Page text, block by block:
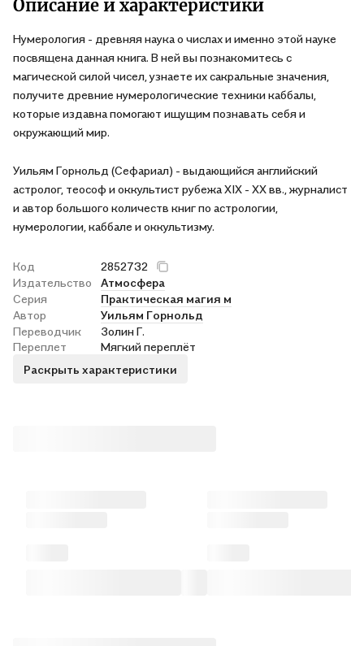
Описание и характеристики
Нумерология - древняя наука о числах и именно этой науке
посвящена данная книга. В ней вы познакомитесь с
магической силой чисел, узнаете их сакральные значения,
получите древние нумерологические техники каббалы,
которые издавна помогают ищущим познавать себя и
окружающий мир.
Уильям Горнольд (Сефариал) - выдающийся английский
астролог, теософ и оккультист рубежа XIX - XX вв., журналист
и автор большого количеств книг по астрологии,
нумерологии, каббале и оккультизму.
Код
2852732
Издательство
Атмосфера
Серия
Практическая магия м
Автор
Уильям Горнольд
Переводчик
Золин Г.
Переплет
Мягкий переплёт
Раскрыть характеристики